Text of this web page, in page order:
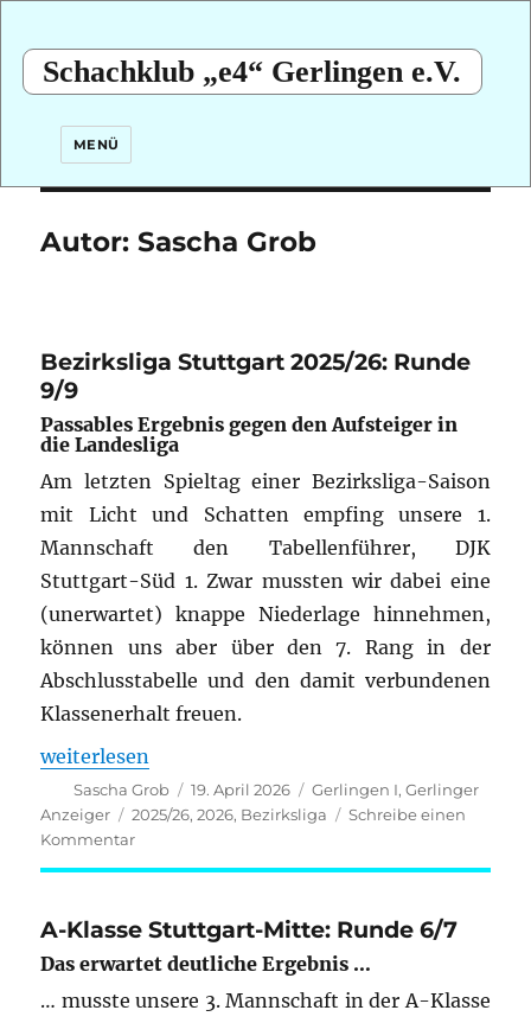
Schachklub „e4“ Gerlingen e.V.
MENÜ
Autor:Sascha Grob
Bezirksliga Stuttgart 2025/26: Runde
9/9
Passables Ergebnis gegen den Aufsteiger in
die Landesliga
Am letzten Spieltag einer Bezirksliga-Saison
mit Licht und Schatten empfing unsere 1.
Mannschaft den Tabellenführer, DJK
Stuttgart-Süd 1. Zwar mussten wir dabei eine
(unerwartet) knappe Niederlage hinnehmen,
können uns aber über den 7. Rang in der
Abschlusstabelle und den damit verbundenen
Klassenerhalt freuen.
„Bezirksliga Stuttgart 2025/26: Runde 9/9“
weiterlesen
Autor
Sascha Grob
Veröffentlicht
am
19. April 2026 Kategorien
Gerlingen I,Gerlinger
Anzeiger
Schlagwörter
2025/26,2026, Bezirksliga
Schreibe einen
Kommentarzu
Bezirksliga
Runde
9/9
A-Klasse Stuttgart-Mitte: Runde 6/7
Das erwartet deutliche Ergebnis …
… musste unsere 3. Mannschaft in der A-Klasse